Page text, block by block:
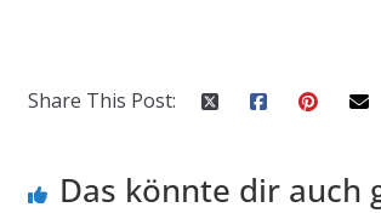
Share This Post:
Das könnte dir auch